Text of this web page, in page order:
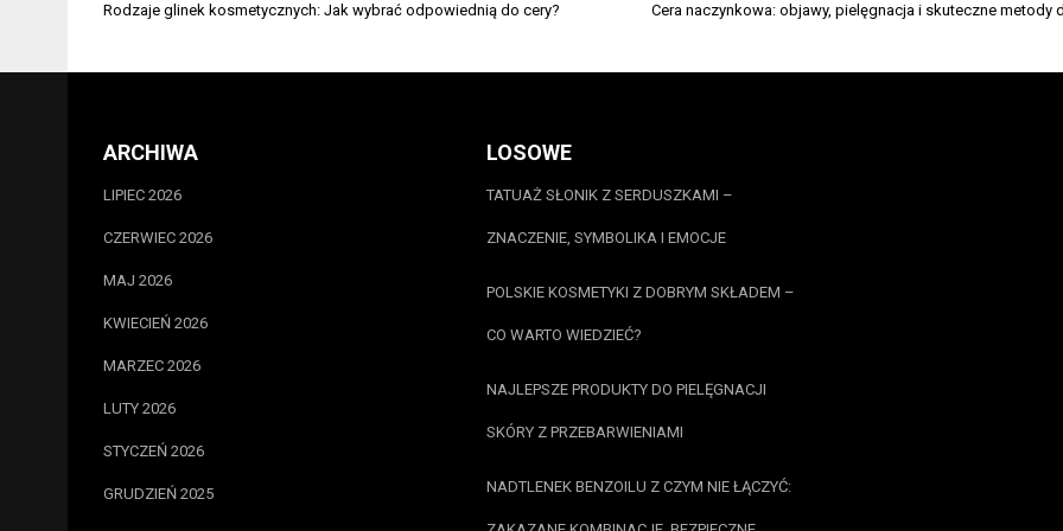
Nawigacja
Rodzaje glinek kosmetycznych: Jak wybrać odpowiednią do cery?
Cera naczynkowa: objawy, pielęgnacja i skuteczne metody
ARCHIWA
LIPIEC 2026
CZERWIEC 2026
MAJ 2026
KWIECIEŃ 2026
MARZEC 2026
LUTY 2026
STYCZEŃ 2026
GRUDZIEŃ 2025
LOSOWE
TATUAŻ SŁONIK Z SERDUSZKAMI –
ZNACZENIE, SYMBOLIKA I EMOCJE
POLSKIE KOSMETYKI Z DOBRYM SKŁADEM –
CO WARTO WIEDZIEĆ?
NAJLEPSZE PRODUKTY DO PIELĘGNACJI
SKÓRY Z PRZEBARWIENIAMI
NADTLENEK BENZOILU Z CZYM NIE ŁĄCZYĆ: